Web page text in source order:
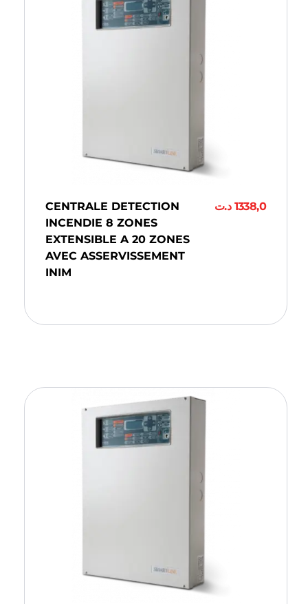
CENTRALE DETECTION
INCENDIE 8 ZONES
EXTENSIBLE A 20 ZONES
AVEC ASSERVISSEMENT
INIM
1338,0 د.ت